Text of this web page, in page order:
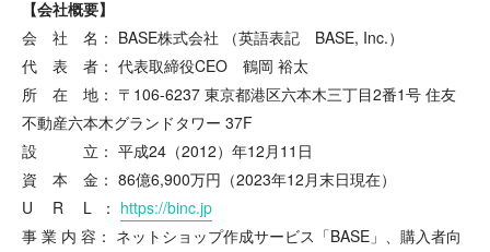
【会社概要】
会 社 名： BASE株式会社 （英語表記 BASE, Inc.）
代 表 者： 代表取締役CEO 鶴岡 裕太
所 在 地： 〒106-6237 東京都港区六本木三丁目2番1号 住友
不動産六本木グランドタワー 37F
設 立： 平成24（2012）年12月11日
資 本 金： 86億6,900万円（2023年12月末日現在）
U R L ： https://binc.jp
事 業 内 容： ネットショップ作成サービス「BASE」、購入者向